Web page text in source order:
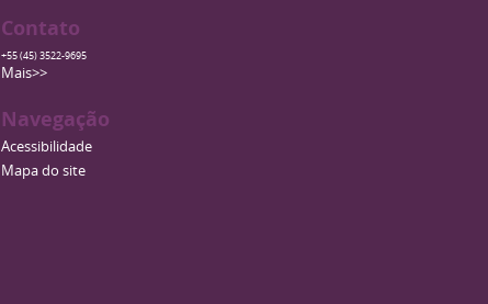
Contato
+55 (45) 3522-9695
Mais>>
Navegação
Acessibilidade
Mapa do site